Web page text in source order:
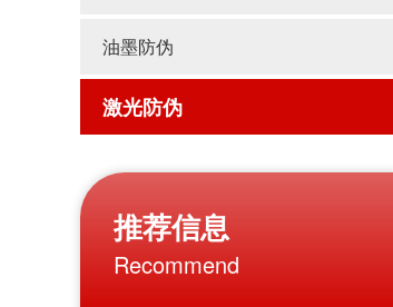
油墨防伪
激光防伪
推荐信息
Recommend